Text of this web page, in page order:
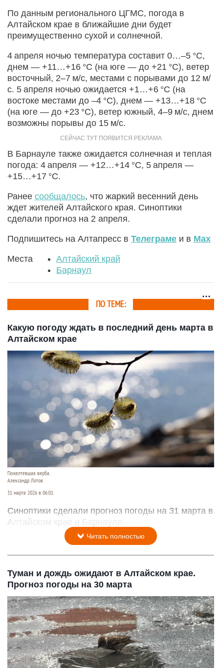
По данным регионального ЦГМС, погода в
Алтайском крае в ближайшие дни будет
преимущественно сухой и солнечной.
4 апреля ночью температура составит 0…–5 °C,
днем — +11…+16 °C (на юге — до +21 °C), ветер
восточный, 2–7 м/с, местами с порывами до 12 м/
с. 5 апреля ночью ожидается +1…+6 °C (на
востоке местами до –4 °C), днем — +13…+18 °C
(на юге — до +23 °C), ветер южный, 4–9 м/с, днем
возможны порывы до 15 м/с.
В Барнауле также ожидается солнечная и теплая
погода: 4 апреля — +12…+14 °C, 5 апреля —
+15…+17 °C.
Ранее сообщалось, что жаркий весенний день
ждет жителей Алтайского края. Синоптики
сделали прогноз на 2 апреля.
Подпишитесь на Алтапресс в Телеграме и в Max
Места
Алтайский край
Барнаул
ПО ТЕМЕ:
Какую погоду ждать в последний день марта в
Алтайском крае
Пожелтевшая верба.
Александр Лотов
31 марта 2026 в 06:01
Синоптики сделали прогноз погоды на 31 марта в
Алтайском крае и Барнауле.
Читать полностью
Туман и дождь ожидают в Алтайском крае.
Прогноз погоды на 30 марта